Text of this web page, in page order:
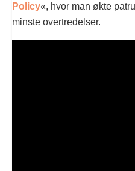
Policy«, hvor man økte
minste overtredelser.